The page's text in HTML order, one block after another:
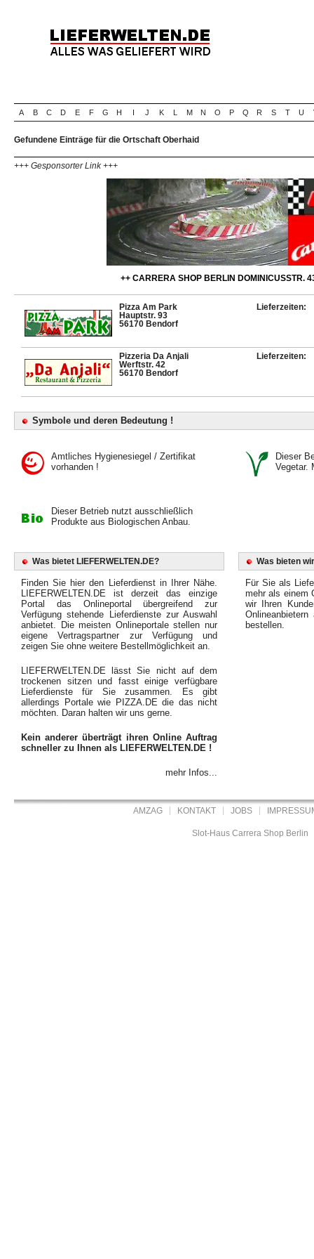
A B C D E F G H I J K L M N O P Q R S T U
Gefundene Einträge für die Ortschaft Oberhaid
+++ Gesponsorter Link +++
++ CARRERA SHOP BERLIN DOMINICUSSTR.
Pizza Am Park
Hauptstr. 93
56170 Bendorf
Lieferzeiten:
Pizzeria Da Anjali
Werftstr. 42
56170 Bendorf
Lieferzeiten:
Symbole und deren Bedeutung !
Amtliches Hygienesiegel / Zertifikat
vorhanden !
Dieser
Vegetar.
Dieser Betrieb nutzt ausschließlich
Produkte aus Biologischen Anbau.
Was bietet LIEFERWELTEN.DE?
Finden Sie hier den Lieferdienst in Ihrer Nähe.
LIEFERWELTEN.DE ist derzeit das einzige
Portal das Onlineportal übergreifend zur
Verfügung stehende Lieferdienste zur Auswahl
anbietet. Die meisten Onlineportale stellen nur
eigene Vertragspartner zur Verfügung und
zeigen Sie ohne weitere Bestellmöglichkeit an.
LIEFERWELTEN.DE lässt Sie nicht auf dem
trockenen sitzen und fasst einige verfügbare
Lieferdienste für Sie zusammen. Es gibt
allerdings Portale wie PIZZA.DE die das nicht
möchten. Daran halten wir uns gerne.
Kein anderer überträgt ihren Online Auftrag
schneller zu Ihnen als LIEFERWELTEN.DE !
mehr Infos...
Was bieten
Für Sie als
mehr als einem
wir Ihren
bestellen.
AMZAG KONTAKT JOBS
Slot-Haus Carrera Shop Berlin